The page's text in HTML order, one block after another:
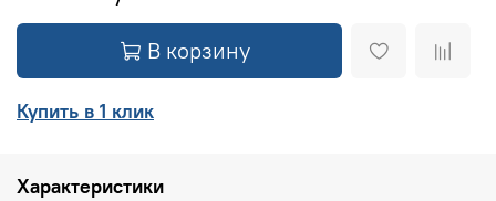
В корзину
Купить в 1 клик
Характеристики